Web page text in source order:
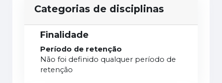
Categorias de disciplinas
Finalidade
Período de retenção
Não foi definido qualquer período de
retenção